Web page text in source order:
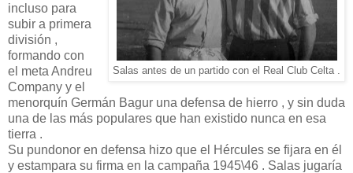
Salas antes de un partido con el Real Club Celta .
incluso para
subir a primera
división ,
formando con
el meta Andreu
Company y el
menorquín Germán Bagur una defensa de hierro , y sin duda
una de las más populares que han existido nunca en esa
tierra .
Su pundonor en defensa hizo que el Hércules se fijara en él
y estampara su firma en la campaña 1945\46 . Salas jugaría